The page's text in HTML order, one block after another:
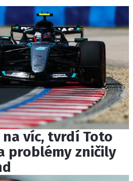
na víc, tvrdí Toto
problémy zničily